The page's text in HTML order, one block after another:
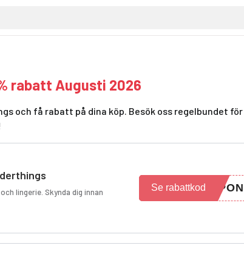
rabatt Augusti 2026
och få rabatt på dina köp. Besök oss regelbundet för
lingerie. Skynda dig innan
UPON
Se rabattkod